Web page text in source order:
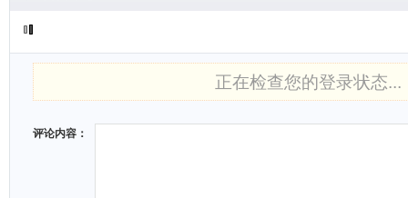
正在检查您的登录状态...
评论内容：